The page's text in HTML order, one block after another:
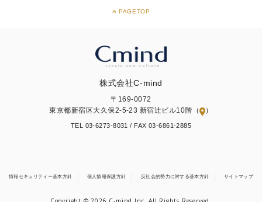
PAGETOP
株式会社C-mind
〒169-0072
東京都新宿区大久保2-5-23 新宿辻ビル10階（
）
TEL 03-6273-8031 / FAX 03-6861-2885
情報セキュリティー基本方針 個人情報保護方針 反社会的勢力に対する基本方針 サイトマップ